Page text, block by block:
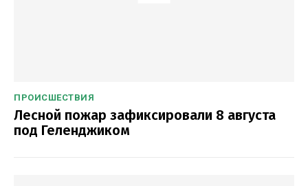
ПРОИСШЕСТВИЯ
Лесной пожар зафиксировали 8 августа
под Геленджиком